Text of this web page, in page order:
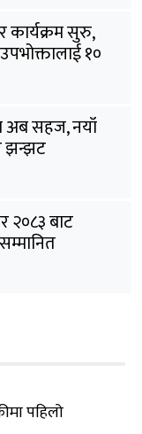
कार्यक्रम सुरु,
१०
अब सहज, नयाँ
झन्झट
२०८३ बाट
पहिलो